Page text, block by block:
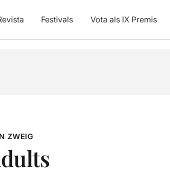
Festivals Vota als IX Premis
ZWEIG